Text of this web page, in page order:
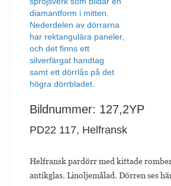
Bildnummer: 127,2YP
PD22 117, Helfransk
Helfransk pardörr med kittade
antikglas. Linoljemålad. Dörren ses